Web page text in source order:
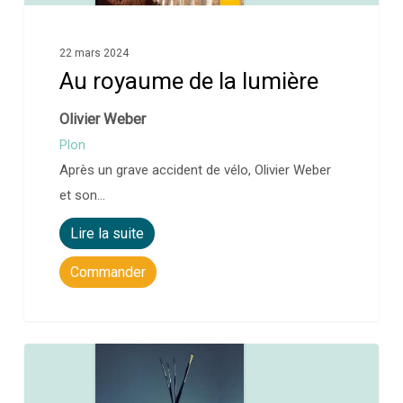
22 mars 2024
Au royaume de la lumière
Olivier Weber
Plon
Après un grave accident de vélo, Olivier Weber
et son…
Lire la suite
Commander
0